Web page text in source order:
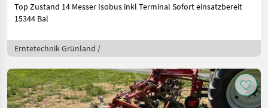
Top Zustand 14 Messer Isobus inkl Terminal Sofort einsatzbereit
15344 Bal
Erntetechnik Grünland /